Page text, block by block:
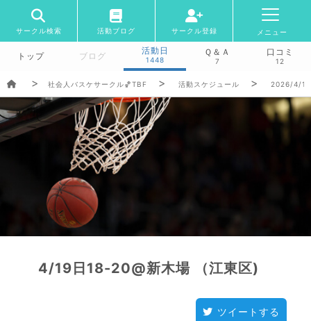
サークル検索 活動ブログ サークル登録 メニュー
トップ ブログ
活動日
1448
Ｑ＆Ａ
7
口コミ
12
社会人バスケサークル🏀TBF 活動スケジュール 2026/4/
4/19日18-20@新木場 （江東区)
ツイートする